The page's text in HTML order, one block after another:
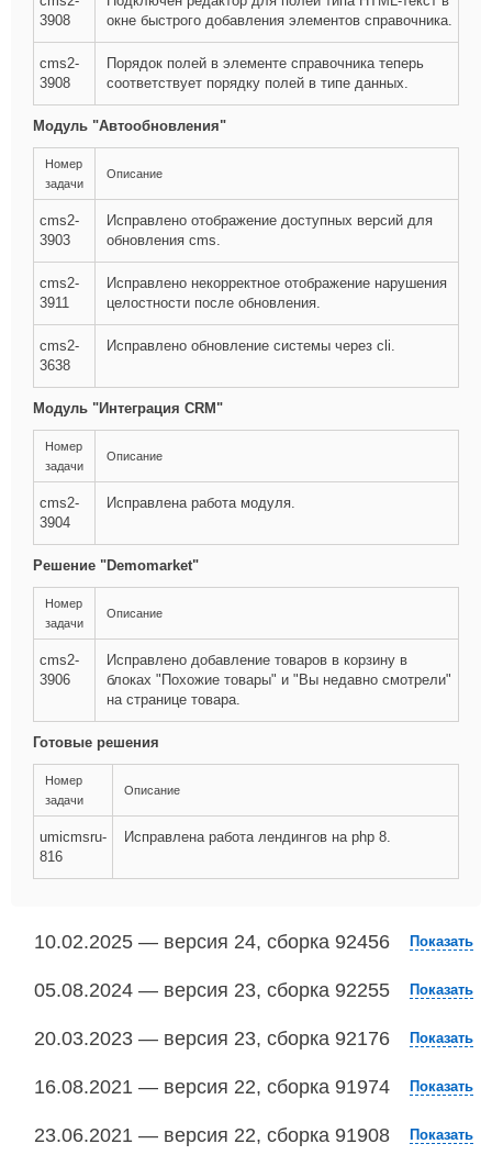
3908
окне быстрого добавления элементов справочника.
cms2-
3908
Порядок полей в элементе справочника теперь
соответствует порядку полей в типе данных.
Модуль "Автообновления"
Номер
задачи
Описание
cms2-
3903
Исправлено отображение доступных версий для
обновления cms.
cms2-
3911
Исправлено некорректное отображение нарушения
целостности после обновления.
cms2-
3638
Исправлено обновление системы через cli.
Модуль "Интеграция CRM"
Номер
задачи
Описание
cms2-
3904
Исправлена работа модуля.
Решение "Demomarket"
Номер
задачи
Описание
cms2-
3906
Исправлено добавление товаров в корзину в
блоках "Похожие товары" и "Вы недавно смотрели"
на странице товара.
Готовые решения
Номер
задачи
Описание
umicmsru-
816
Исправлена работа лендингов на php 8.
10.02.2025 — версия 24, сборка 92456 Показать
05.08.2024 — версия 23, сборка 92255 Показать
20.03.2023 — версия 23, сборка 92176 Показать
16.08.2021 — версия 22, сборка 91974 Показать
23.06.2021 — версия 22, сборка 91908 Показать